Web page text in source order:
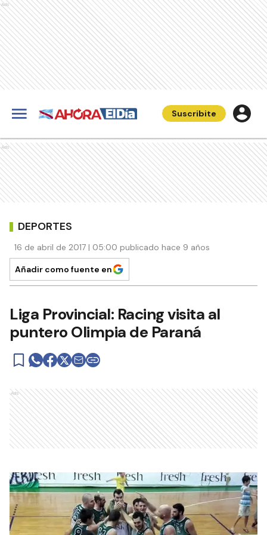
Ads
Suscribite
Ads
DEPORTES
16 de abril de 2017 | 05:00 publicado hace 9 años
Añadir como fuente en
Liga Provincial: Racing visita al
puntero Olimpia de Paraná
Ads